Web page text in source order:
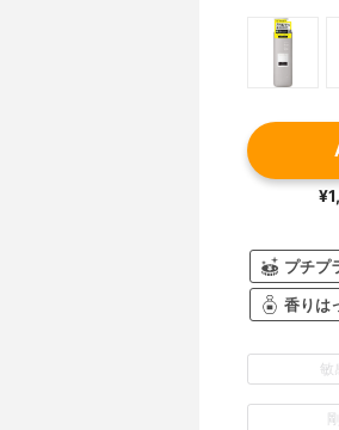
プチプ
香りは
敏